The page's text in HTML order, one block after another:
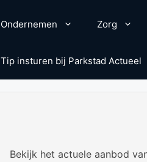
Ondernemen Zorg
Tip insturen bij Parkstad Actueel
Bekijk het actuele aanbod